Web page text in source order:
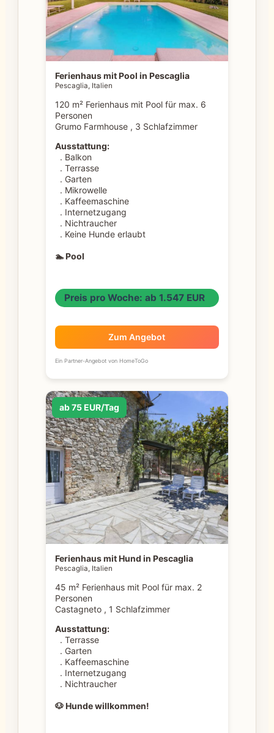
Ferienhaus mit Pool in Pescaglia
Pescaglia, Italien
120 m² Ferienhaus mit Pool für max. 6
Personen
Grumo Farmhouse , 3 Schlafzimmer
Ausstattung:
. Balkon
. Terrasse
. Garten
. Mikrowelle
. Kaffeemaschine
. Internetzugang
. Nichtraucher
. Keine Hunde erlaubt
🏊 Pool
Preis pro Woche: ab 1.547 EUR
Zum Angebot
Ein Partner-Angebot von HomeToGo
ab 75 EUR/Tag
Ferienhaus mit Hund in Pescaglia
Pescaglia, Italien
45 m² Ferienhaus mit Pool für max. 2
Personen
Castagneto , 1 Schlafzimmer
Ausstattung:
. Terrasse
. Garten
. Kaffeemaschine
. Internetzugang
. Nichtraucher
🐶 Hunde willkommen!